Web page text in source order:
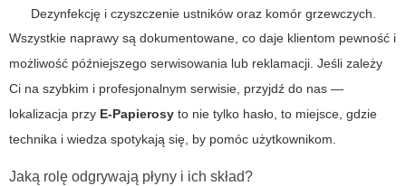
Dezynfekcję i czyszczenie ustników oraz komór grzewczych.
Wszystkie naprawy są dokumentowane, co daje klientom pewność i
możliwość późniejszego serwisowania lub reklamacji. Jeśli zależy
Ci na szybkim i profesjonalnym serwisie, przyjdź do nas —
lokalizacja przy E-Papierosy to nie tylko hasło, to miejsce, gdzie
technika i wiedza spotykają się, by pomóc użytkownikom.
Jaką rolę odgrywają płyny i ich skład?